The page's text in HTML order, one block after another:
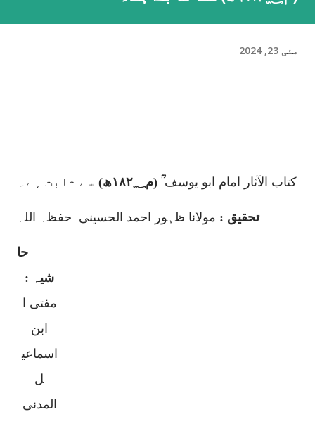
مئی 23, 2024
کتاب الآثار امام ابو یوسف ؒ (م۱۸۲؁ھ) سے ثابت ہے۔
تحقیق : مولانا ظہور احمد الحسینی حفظہ اللہ
حا
شیہ :
مفتی ا
ابن
اسماعی
ل
المدنی